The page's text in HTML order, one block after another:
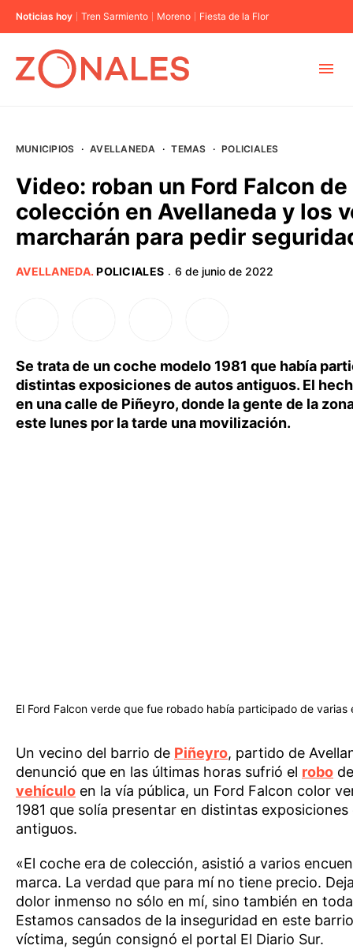
Noticias hoy Tren Sarmiento Moreno Fiesta de la Flor
BUENOS AIRES
MUNICIPIOS · AVELLANEDA · TEMAS · POLICIALES
Video: roban un Ford Falcon de
colección en Avellaneda y los
marcharán para pedir
AVELLANEDA.POLICIALES · 6 de junio de 2022
Se trata de un coche modelo 1981 que había
distintas exposiciones de autos antiguos. El
en una calle de Piñeyro, donde la gente de la
este lunes por la tarde una movilización.
El Ford Falcon verde que fue robado había participado de varias
Un vecino del barrio de Piñeyro, partido de
denunció que en las últimas horas sufrió el robo
vehículo en la vía pública, un Ford Falcon color
1981 que solía presentar en distintas exposiciones
antiguos.
«El coche era de colección, asistió a varios
marca. La verdad que para mí no tiene precio.
dolor inmenso no sólo en mí, sino también en
Estamos cansados de la inseguridad en este
víctima, según consignó el portal El Diario Sur.